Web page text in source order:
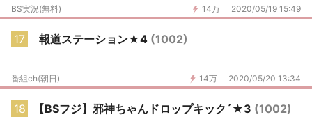
14万 2020/05/19 15:49
BS実況(無料)
17 報道ステーション★4 (1002)
14万 2020/05/20 13:34
番組ch(朝日)
18 【BSフジ】邪神ちゃんドロップキック´★3 (1002)